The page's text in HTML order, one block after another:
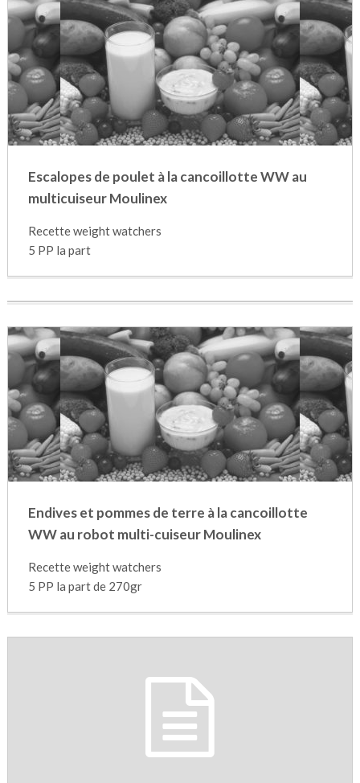
Escalopes de poulet à la cancoillotte WW au
multicuiseur Moulinex
Recette weight watchers
5 PP la part
Endives et pommes de terre à la cancoillotte
WW au robot multi-cuiseur Moulinex
Recette weight watchers
5 PP la part de 270gr